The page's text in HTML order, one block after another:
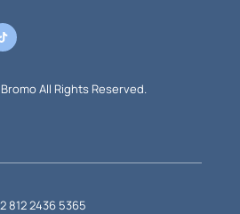
All Rights Reserved.
812 2436 5365